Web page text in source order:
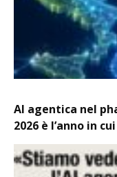
AI agentica nel
2026 è l’anno in